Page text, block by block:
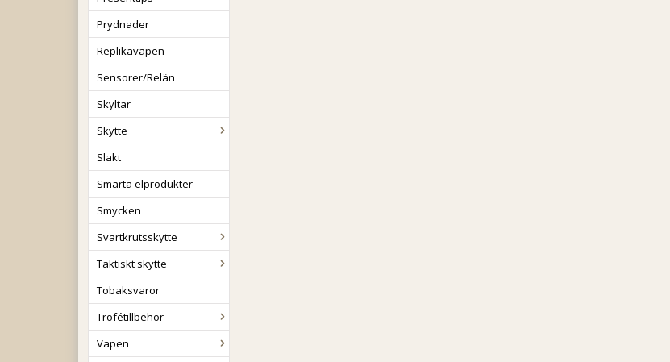
Prydnader
Replikavapen
Sensorer/Relän
Skyltar
Skytte
Slakt
Smarta elprodukter
Smycken
Svartkrutsskytte
Taktiskt skytte
Tobaksvaror
Trofétillbehör
Vapen